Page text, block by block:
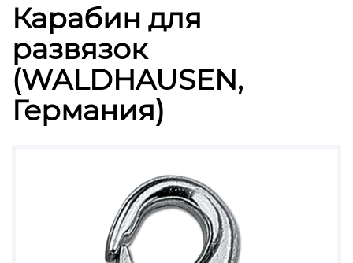
Карабин для
развязок
(WALDHAUSEN,
Германия)